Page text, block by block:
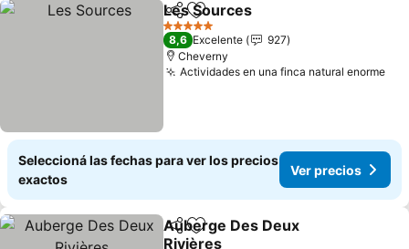
CompartirAñadir a favoritos
Les Sources
5 Estrellas
8,6 Excelente
927
Cheverny
Actividades en una finca natural enorme
Seleccioná las fechas para ver los precios
exactos
Ver precios
CompartirAñadir a favoritos
Auberge Des Deux
Rivières